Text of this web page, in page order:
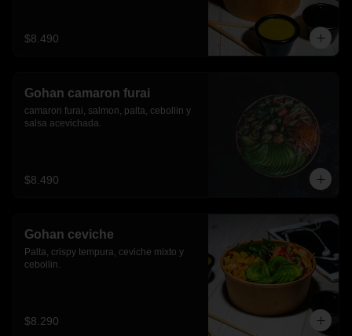
$8.490
Gohan camaron furai
camaron furai, salmon, palta, cebollin y
salsa acevichada.
$8.490
Gohan ceviche
Palta, crispy tempura, ceviche mixto y
cebollin.
$8.290